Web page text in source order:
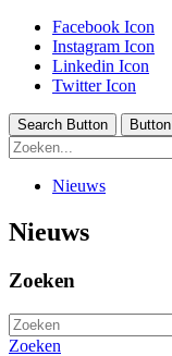
Facebook Icon
Instagram Icon
Linkedin Icon
Twitter Icon
Search Button Button
Nieuws
Nieuws
Zoeken
Zoeken